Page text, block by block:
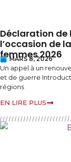
Déclaration de
l’occasion de
femmes 2026
MARS 8, 2026
Un appel à un
et de guerre
régions
EN LIRE PLUS